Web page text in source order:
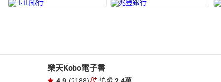
樂天Kobo電子書